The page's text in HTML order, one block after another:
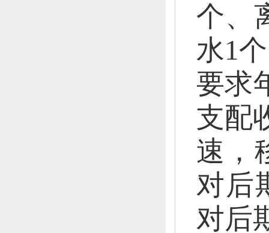
个、
水1
要求
支配
速，
对后
对后